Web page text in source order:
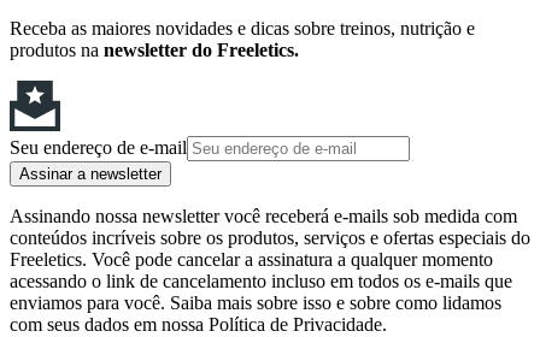
Receba as maiores novidades e dicas sobre treinos, nutrição e
produtos na newsletter do Freeletics.
Seu endereço de e-mail
Assinar a newsletter
Assinando nossa newsletter você receberá e-mails sob medida com
conteúdos incríveis sobre os produtos, serviços e ofertas especiais do
Freeletics. Você pode cancelar a assinatura a qualquer momento
acessando o link de cancelamento incluso em todos os e-mails que
enviamos para você. Saiba mais sobre isso e sobre como lidamos
com seus dados em nossa Política de Privacidade.